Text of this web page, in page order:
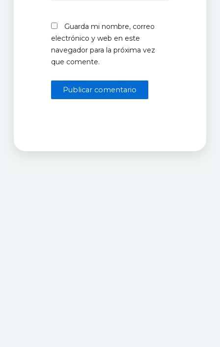
Guarda mi nombre, correo
electrónico y web en este
navegador para la próxima vez
que comente.